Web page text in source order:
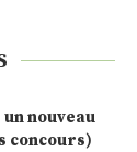
nouveau
concours)